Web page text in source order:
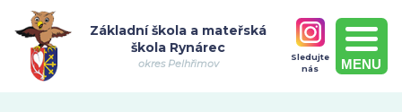
Základní škola a mateřská
škola Rynárec
okres Pelhřimov
Sledujte
nás
MENU